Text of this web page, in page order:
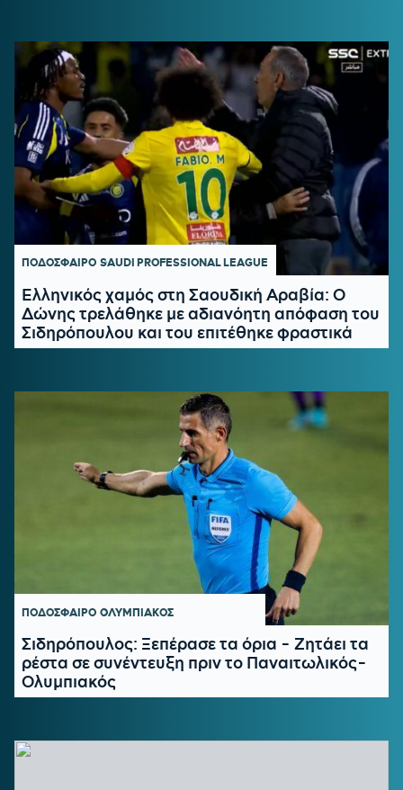
ΠΟΔΟΣΦΑΙΡΟ SAUDI PROFESSIONAL LEAGUE
Ελληνικός χαμός στη Σαουδική Αραβία: Ο
Δώνης τρελάθηκε με αδιανόητη απόφαση του
Σιδηρόπουλου και του επιτέθηκε φραστικά
ΠΟΔΟΣΦΑΙΡΟ ΟΛΥΜΠΙΑΚΟΣ
Σιδηρόπουλος: Ξεπέρασε τα όρια - Ζητάει τα
ρέστα σε συνέντευξη πριν το Παναιτωλικός-
Ολυμπιακός